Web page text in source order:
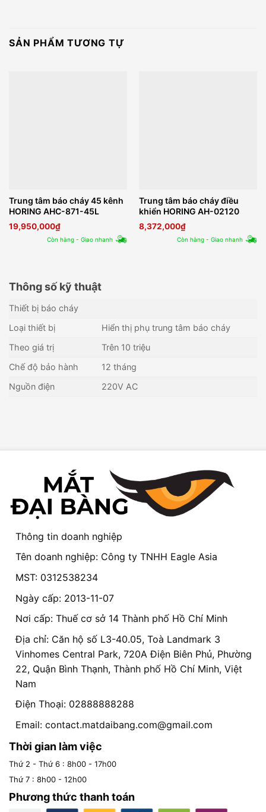
SẢN PHẨM TƯƠNG TỰ
Trung tâm báo cháy 45 kênh
HORING AHC-871-45L
19,950,000₫
Còn hàng - Giao nhanh
Trung tâm báo cháy điều
khiển HORING AH-02120
8,372,000₫
Còn hàng - Giao nhanh
Thông số kỹ thuật
Thiết bị báo cháy
Loại thiết bị
Hiển thị phụ trung tâm báo cháy
Theo giá trị
Trên 10 triệu
Chế độ bảo hành
12 tháng
Nguồn điện
220V AC
Thông tin doanh nghiệp
Tên doanh nghiệp: Công ty TNHH Eagle Asia
MST: 0312538234
Ngày cấp: 2013-11-07
Nơi cấp: Thuế cơ sở 14 Thành phố Hồ Chí Minh
Địa chỉ: Căn hộ số L3-40.05, Toà Landmark 3
Vinhomes Central Park, 720A Điện Biên Phủ, Phường
22, Quận Bình Thạnh, Thành phố Hồ Chí Minh, Việt
Nam
Điện Thoại: 02888888288
Email: contact.matdaibang.com@gmail.com
Thời gian làm việc
Thứ 2 - Thứ 6 : 8h00 - 17h00
Thứ 7 : 8h00 - 12h00
Phương thức thanh toán